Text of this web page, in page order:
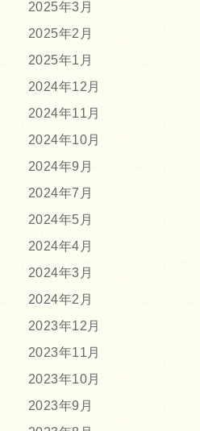
2025年3月
2025年2月
2025年1月
2024年12月
2024年11月
2024年10月
2024年9月
2024年7月
2024年5月
2024年4月
2024年3月
2024年2月
2023年12月
2023年11月
2023年10月
2023年9月